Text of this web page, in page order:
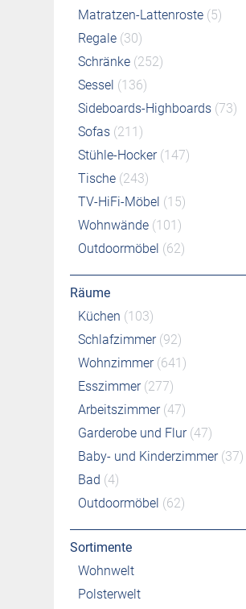
Matratzen-Lattenroste (5)
Regale (30)
Schränke (252)
Sessel (136)
Sideboards-Highboards (73)
Sofas (211)
Stühle-Hocker (147)
Tische (243)
TV-HiFi-Möbel (15)
Wohnwände (101)
Outdoormöbel (62)
Räume
Küchen (103)
Schlafzimmer (92)
Wohnzimmer (641)
Esszimmer (277)
Arbeitszimmer (47)
Garderobe und Flur (47)
Baby- und Kinderzimmer (37)
Bad (4)
Outdoormöbel (62)
Sortimente
Wohnwelt
Polsterwelt